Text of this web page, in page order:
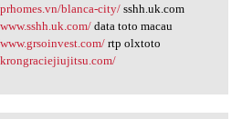
blanca-city/sshh.uk.com
data toto macau
rtp olxtoto